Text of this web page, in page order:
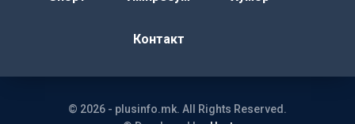
Контакт
© 2026 - plusinfo.mk. All Rights Reserved.